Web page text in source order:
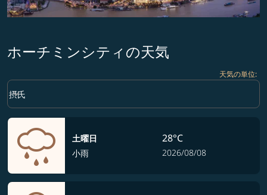
ホーチミンシティの天気
天気の単位:
Weather unit option 摂氏 Selected
摂氏
keyboard_arrow_down
土曜日
小雨
28°C
2026/08/08